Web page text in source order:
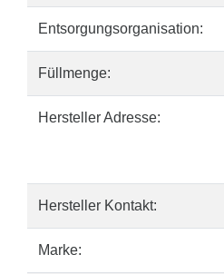
Entsorgungsorganisation:
Füllmenge:
Hersteller Adresse:
Hersteller Kontakt:
Marke: